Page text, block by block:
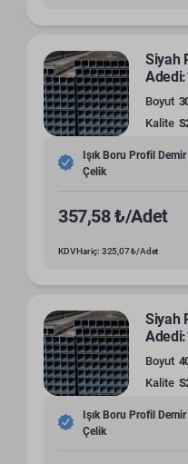
Siyah
Boyut
Kalite
Işık Boru Profil Demir
Çelik
357,58 ₺/Adet
KDV Hariç: 325,07 ₺/Adet
Siyah
Boyut
Kalite
Işık Boru Profil Demir
Çelik